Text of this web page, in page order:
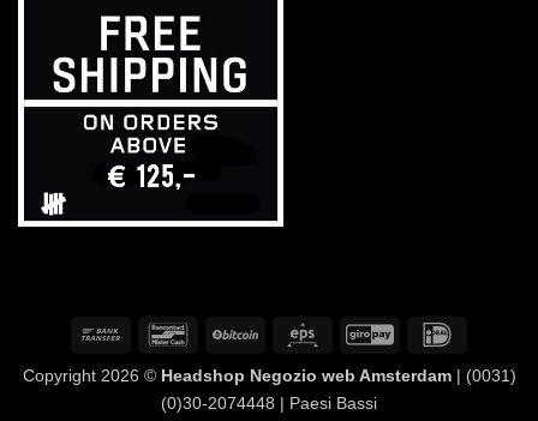
Bonifico
BancontactBitCoin Eps GiroPay
Copyright 2026 © Headshop Negozio web Amsterdam| (0031)
(0)30-2074448 | Paesi Bassi